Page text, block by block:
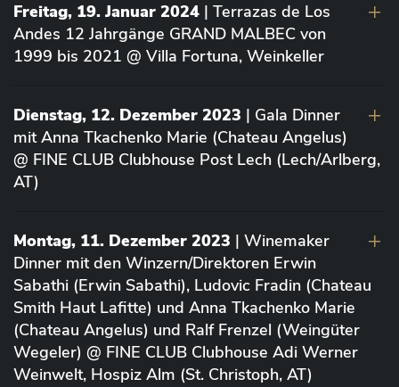
Freitag, 19. Januar 2024 | Terrazas de Los
Andes 12 Jahrgänge GRAND MALBEC von
1999 bis 2021 @ Villa Fortuna, Weinkeller
Dienstag, 12. Dezember 2023 | Gala Dinner
mit Anna Tkachenko Marie (Chateau Angelus)
@ FINE CLUB Clubhouse Post Lech (Lech/Arlberg,
AT)
Montag, 11. Dezember 2023 | Winemaker
Dinner mit den Winzern/Direktoren Erwin
Sabathi (Erwin Sabathi), Ludovic Fradin (Chateau
Smith Haut Lafitte) und Anna Tkachenko Marie
(Chateau Angelus) und Ralf Frenzel (Weingüter
Wegeler) @ FINE CLUB Clubhouse Adi Werner
Weinwelt, Hospiz Alm (St. Christoph, AT)